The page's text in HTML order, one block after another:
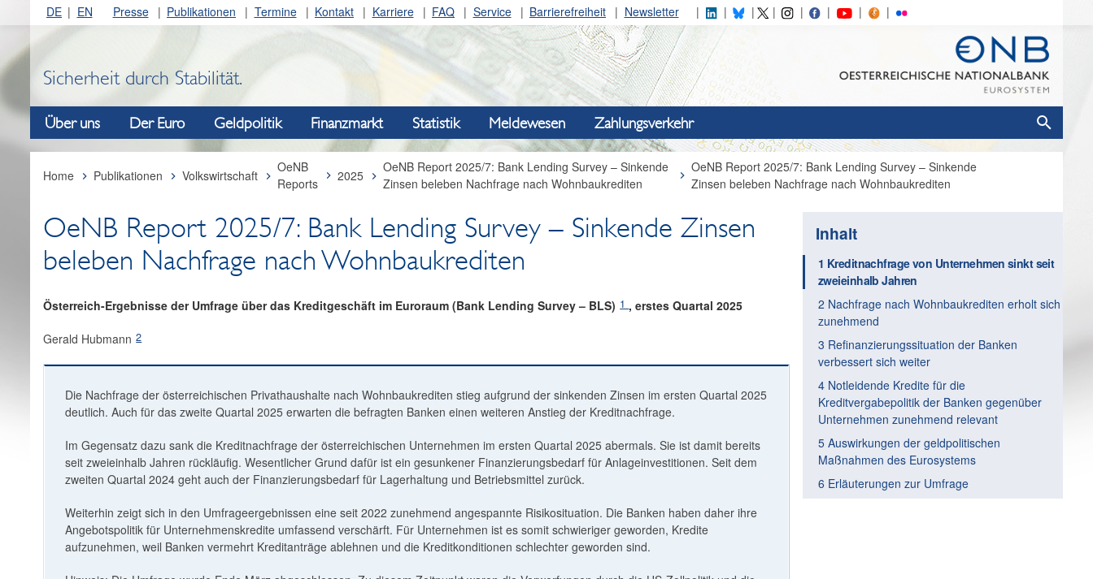
DE EN Presse Publikationen Termine Kontakt Karriere FAQ Service Barrierefreiheit Newsletter
Sicherheit durch Stabilität.
Über uns Der Euro Geldpolitik Finanzmarkt Statistik Meldewesen Zahlungsverkehr
Home Publikationen Volkswirtschaft
OeNB
Reports
2025
OeNB Report 2025/7: Bank Lending Survey – Sinkende
Zinsen beleben Nachfrage nach Wohnbaukrediten
OeNB Report 2025/7: Bank Lending Survey – Sinkende
Zinsen beleben Nachfrage nach Wohnbaukrediten
OeNB Report 2025/7: Bank Lending Survey – Sinkende Zinsen
beleben Nachfrage nach Wohnbaukrediten
Österreich-Ergebnisse der Umfrage über das Kreditgeschäft im Euroraum (Bank Lending Survey – BLS) 1 , erstes Quartal 2025
Gerald Hubmann 2
Die Nachfrage der österreichischen Privathaushalte nach Wohnbaukrediten stieg aufgrund der sinkenden Zinsen im ersten Quartal 2025
deutlich. Auch für das zweite Quartal 2025 erwarten die befragten Banken einen weiteren Anstieg der Kreditnachfrage.
Im Gegensatz dazu sank die Kreditnachfrage der österreichischen Unternehmen im ersten Quartal 2025 abermals. Sie ist damit bereits
seit zweieinhalb Jahren rückläufig. Wesentlicher Grund dafür ist ein gesunkener Finanzierungsbedarf für Anlageinvestitionen. Seit dem
zweiten Quartal 2024 geht auch der Finanzierungsbedarf für Lagerhaltung und Betriebsmittel zurück.
Weiterhin zeigt sich in den Umfrageergebnissen eine seit 2022 zunehmend angespannte Risikosituation. Die Banken haben daher ihre
Angebotspolitik für Unternehmenskredite umfassend verschärft. Für Unternehmen ist es somit schwieriger geworden, Kredite
aufzunehmen, weil Banken vermehrt Kreditanträge ablehnen und die Kreditkonditionen schlechter geworden sind.
Inhalt
1 Kreditnachfrage von Unternehmen sinkt seit
zweieinhalb Jahren
2 Nachfrage nach Wohnbaukrediten erholt sich
zunehmend
3 Refinanzierungssituation der Banken
verbessert sich weiter
4 Notleidende Kredite für die
Kreditvergabepolitik der Banken gegenüber
Unternehmen zunehmend relevant
5 Auswirkungen der geldpolitischen
Maßnahmen des Eurosystems
6 Erläuterungen zur Umfrage